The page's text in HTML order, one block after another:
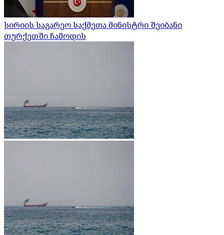
სირიის საგარეო საქმეთა მინისტრი შეიბანი
თურქეთში ჩამოდის